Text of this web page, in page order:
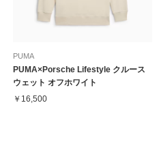
PUMA
PUMA×Porsche Lifestyle クルース
ウェット オフホワイト
￥16,500